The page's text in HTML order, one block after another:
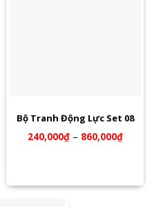
Bộ Tranh Động Lực Set 08
240,000₫– 860,000₫